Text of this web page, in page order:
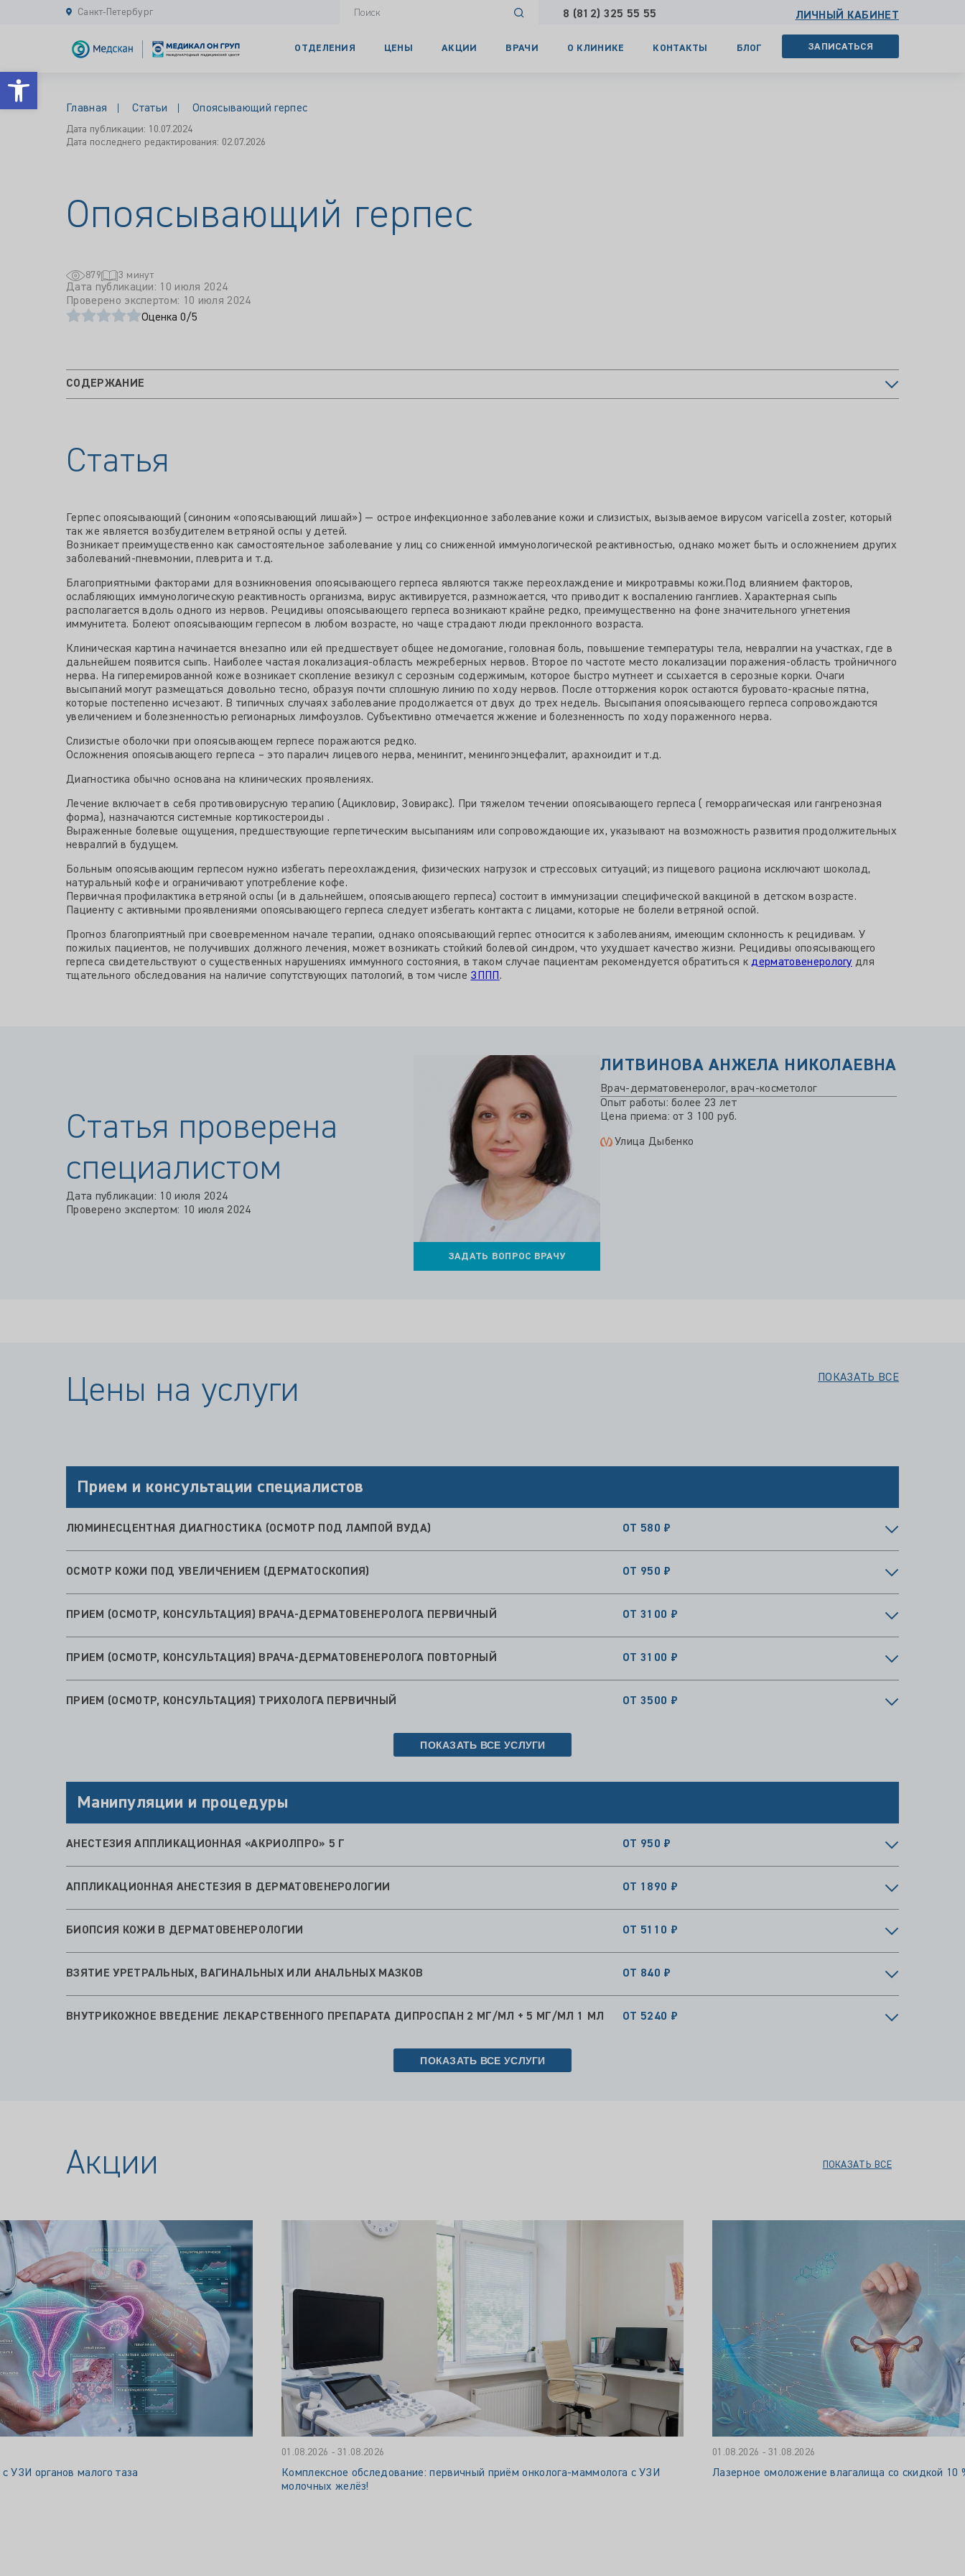
Открыть панель инструментов
Санкт-Петербург 8 (812) 325 55 55 ЛИЧНЫЙ КАБИНЕТ
ОТДЕЛЕНИЯ ЦЕНЫ АКЦИИ ВРАЧИ О КЛИНИКЕ КОНТАКТЫ БЛОГ ЗАПИСАТЬСЯ
Главная Статьи Опоясывающий герпес
Дата публикации: 10.07.2024
Дата последнего редактирования: 02.07.2026
Опоясывающий герпес
879 3 минут
Дата публикации: 10 июля 2024
Проверено экспертом: 10 июля 2024
Оценка 0/5
СОДЕРЖАНИЕ
Статья
Герпес опоясывающий (синоним «опоясывающий лишай») — острое инфекционное заболевание кожи и слизистых, вызываемое вирусом varicella zoster, который
так же является возбудителем ветряной оспы у детей.
Возникает преимущественно как самостоятельное заболевание у лиц со сниженной иммунологической реактивностью, однако может быть и осложнением других
заболеваний-пневмонии, плеврита и т.д.
Благоприятными факторами для возникновения опоясывающего герпеса являются также переохлаждение и микротравмы кожи.Под влиянием факторов,
ослабляющих иммунологическую реактивность организма, вирус активируется, размножается, что приводит к воспалению ганглиев. Характерная сыпь
располагается вдоль одного из нервов. Рецидивы опоясывающего герпеса возникают крайне редко, преимущественно на фоне значительного угнетения
иммунитета. Болеют опоясывающим герпесом в любом возрасте, но чаще страдают люди преклонного возраста.
Клиническая картина начинается внезапно или ей предшествует общее недомогание, головная боль, повышение температуры тела, невралгии на участках, где в
дальнейшем появится сыпь. Наиболее частая локализация-область межреберных нервов. Второе по частоте место локализации поражения-область тройничного
нерва. На гиперемированной коже возникает скопление везикул с серозным содержимым, которое быстро мутнеет и ссыхается в серозные корки. Очаги
высыпаний могут размещаться довольно тесно, образуя почти сплошную линию по ходу нервов. После отторжения корок остаются буровато-красные пятна,
которые постепенно исчезают. В типичных случаях заболевание продолжается от двух до трех недель. Высыпания опоясывающего герпеса сопровождаются
увеличением и болезненностью регионарных лимфоузлов. Субъективно отмечается жжение и болезненность по ходу пораженного нерва.
Слизистые оболочки при опоясывающем герпесе поражаются редко.
Осложнения опоясывающего герпеса – это паралич лицевого нерва, менингит, менингоэнцефалит, арахноидит и т.д.
Диагностика обычно основана на клинических проявлениях.
Лечение включает в себя противовирусную терапию (Ацикловир, Зовиракс). При тяжелом течении опоясывающего герпеса ( геморрагическая или гангренозная
форма), назначаются системные кортикостероиды .
Выраженные болевые ощущения, предшествующие герпетическим высыпаниям или сопровождающие их, указывают на возможность развития продолжительных
невралгий в будущем.
Больным опоясывающим герпесом нужно избегать переохлаждения, физических нагрузок и стрессовых ситуаций; из пищевого рациона исключают шоколад,
натуральный кофе и ограничивают употребление кофе.
Первичная профилактика ветряной оспы (и в дальнейшем, опоясывающего герпеса) состоит в иммунизации специфической вакциной в детском возрасте.
Пациенту с активными проявлениями опоясывающего герпеса следует избегать контакта с лицами, которые не болели ветряной оспой.
Прогноз благоприятный при своевременном начале терапии, однако опоясывающий герпес относится к заболеваниям, имеющим склонность к рецидивам. У
пожилых пациентов, не получивших должного лечения, может возникать стойкий болевой синдром, что ухудшает качество жизни. Рецидивы опоясывающего
герпеса свидетельствуют о существенных нарушениях иммунного состояния, в таком случае пациентам рекомендуется обратиться кдерматовенерологу для
тщательного обследования на наличие сопутствующих патологий, в том числе ЗППП .
Статья проверена
специалистом
Дата публикации: 10 июля 2024
Проверено экспертом: 10 июля 2024
ЗАДАТЬ ВОПРОС ВРАЧУ
ЛИТВИНОВА АНЖЕЛА НИКОЛАЕВНА
Врач-дерматовенеролог, врач-косметолог
Опыт работы: более 23 лет
Цена приема: от 3 100 руб.
Улица Дыбенко
Цены на услуги ПОКАЗАТЬ ВСЕ
Прием и консультации специалистов
ЛЮМИНЕСЦЕНТНАЯ ДИАГНОСТИКА (ОСМОТР ПОД ЛАМПОЙ ВУДА) ОТ 580 ₽
ОСМОТР КОЖИ ПОД УВЕЛИЧЕНИЕМ (ДЕРМАТОСКОПИЯ) ОТ 950 ₽
ПРИЕМ (ОСМОТР, КОНСУЛЬТАЦИЯ) ВРАЧА-ДЕРМАТОВЕНЕРОЛОГА ПЕРВИЧНЫЙ ОТ 3100 ₽
ПРИЕМ (ОСМОТР, КОНСУЛЬТАЦИЯ) ВРАЧА-ДЕРМАТОВЕНЕРОЛОГА ПОВТОРНЫЙ ОТ 3100 ₽
ПРИЕМ (ОСМОТР, КОНСУЛЬТАЦИЯ) ТРИХОЛОГА ПЕРВИЧНЫЙ ОТ 3500 ₽
ПОКАЗАТЬ ВСЕ УСЛУГИ
Манипуляции и процедуры
АНЕСТЕЗИЯ АППЛИКАЦИОННАЯ «АКРИОЛПРО» 5 Г ОТ 950 ₽
АППЛИКАЦИОННАЯ АНЕСТЕЗИЯ В ДЕРМАТОВЕНЕРОЛОГИИ ОТ 1890 ₽
БИОПСИЯ КОЖИ В ДЕРМАТОВЕНЕРОЛОГИИ ОТ 5110 ₽
ВЗЯТИЕ УРЕТРАЛЬНЫХ, ВАГИНАЛЬНЫХ ИЛИ АНАЛЬНЫХ МАЗКОВ ОТ 840 ₽
ВНУТРИКОЖНОЕ ВВЕДЕНИЕ ЛЕКАРСТВЕННОГО ПРЕПАРАТА ДИПРОСПАН 2 МГ/МЛ + 5 МГ/МЛ 1 МЛ ОТ 5240 ₽
ПОКАЗАТЬ ВСЕ УСЛУГИ
Акции ПОКАЗАТЬ ВСЕ
УЗИ органов малого таза
01.08.2026 - 31.08.2026
Комплексное обследование: первичный приём онколога‑маммолога с УЗИ
молочных желёз!
01.08.2026 - 31.08.2026
Лазерное омоложение влагалища со скидкой 10